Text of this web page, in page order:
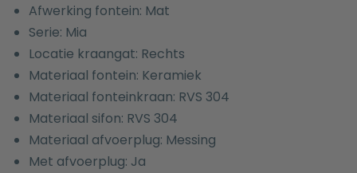
Afwerking fontein: Mat
Serie: Mia
Locatie kraangat: Rechts
Materiaal fontein: Keramiek
Materiaal fonteinkraan: RVS 304
Materiaal sifon: RVS 304
Materiaal afvoerplug: Messing
Met afvoerplug: Ja